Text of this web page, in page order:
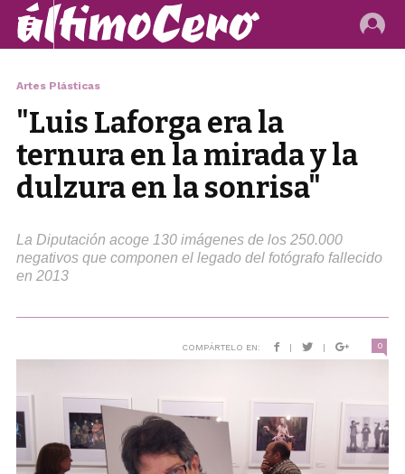
Artes Plásticas
"Luis Laforga era la
ternura en la mirada y la
dulzura en la sonrisa"
La Diputación acoge 130 imágenes de los 250.000
negativos que componen el legado del fotógrafo fallecido
en 2013
COMPÁRTELO EN: | | 0